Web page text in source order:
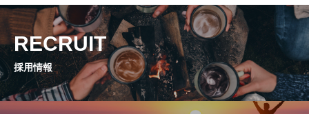
MEMBERS
社員一覧
CROSS TALK
インタビュー / 座談会
RECRUIT
採用情報